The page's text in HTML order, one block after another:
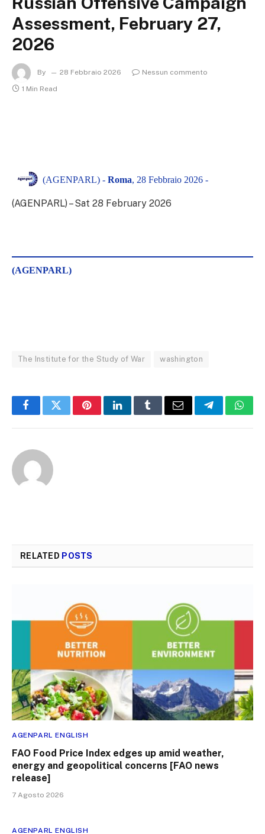
Assessment, February 27,
2026
By 28 Febbraio 2026
Nessun commento
1 Min Read
(AGENPARL) - Roma, 28 Febbraio 2026 -
(AGENPARL) – Sat 28 February 2026
(AGENPARL)
The Institute for the Study of War washington
FacebookTwitterPinterestLinkedInTumblrEmail Telegram
RELATED POSTS
AGENPARL ENGLISH
FAO Food Price Index edges up amid weather,
energy and geopolitical concerns [FAO news
release]
7 Agosto 2026
AGENPARL ENGLISH